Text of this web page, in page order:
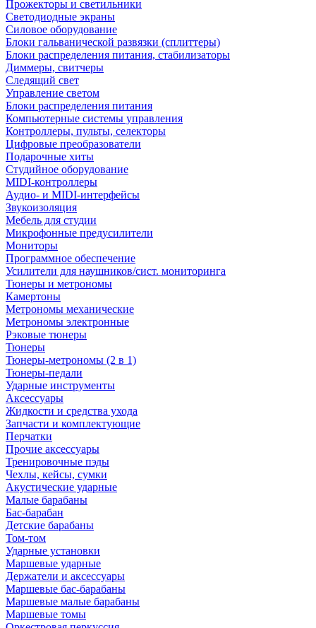
Прожекторы и светильники
Светодиодные экраны
Силовое оборудование
Блоки гальванической развязки (сплиттеры)
Блоки распределения питания, стабилизаторы
Диммеры, свитчеры
Следящий свет
Управление светом
Блоки распределения питания
Компьютерные системы управления
Контроллеры, пульты, селекторы
Цифровые преобразователи
Подарочные хиты
Студийное оборудование
MIDI-контроллеры
Аудио- и MIDI-интерфейсы
Звукоизоляция
Мебель для студии
Микрофонные предусилители
Мониторы
Программное обеспечение
Усилители для наушников/сист. мониторинга
Тюнеры и метрономы
Камертоны
Метрономы механические
Метрономы электронные
Рэковые тюнеры
Тюнеры
Тюнеры-метрономы (2 в 1)
Тюнеры-педали
Ударные инструменты
Аксессуары
Жидкости и средства ухода
Запчасти и комплектующие
Перчатки
Прочие аксессуары
Тренировочные пэды
Чехлы, кейсы, сумки
Акустические ударные
Mалые барабаны
Бас-барабан
Детские барабаны
Том-том
Ударные установки
Маршевые ударные
Держатели и аксессуары
Маршевые бас-барабаны
Маршевые малые барабаны
Маршевые томы